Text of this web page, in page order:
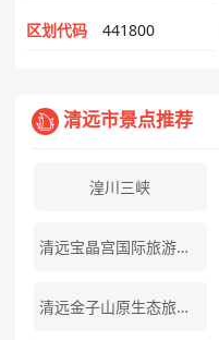
区划代码 441800
清远市景点推荐
湟川三峡
清远宝晶宫国际旅游度假区
清远金子山原生态旅游风景区